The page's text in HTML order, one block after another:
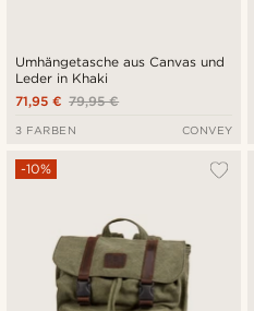
Umhängetasche aus Canvas und
Leder in Khaki
79,95 €
71,95 €
3 FARBEN CONVEY
-10%